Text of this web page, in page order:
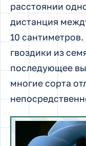
расстоянии
дистанция
10
гвоздики из
последующее
многие сорта